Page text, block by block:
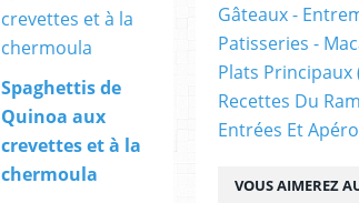
Spaghettis de
Quinoa aux
crevettes et à la
chermoula
VOUS AIMEREZ
Gâteaux -
Patisseries -
Plats Principaux
Recettes Du
Entrées Et